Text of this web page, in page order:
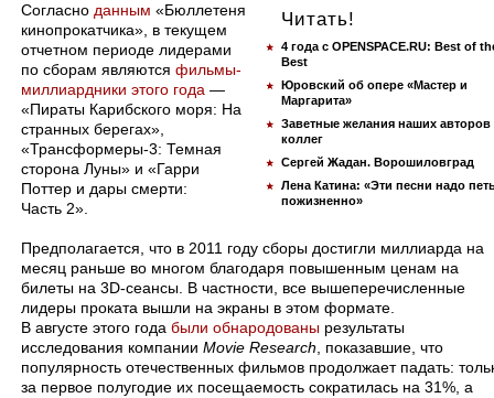
Читать!
4 года с OPENSPACE.RU: Best of
Best
Юровский об опере «Мастер и
Маргарита»
Заветные желания наших авторов
коллег
Сергей Жадан. Ворошиловград
Лена Катина: «Эти песни надо
пожизненно»
Согласно данным «Бюллетеня
кинопрокатчика», в текущем
отчетном периоде лидерами
по сборам являются фильмы-
миллиардники этого года —
«Пираты Карибского моря: На
странных берегах»,
«Трансформеры-3: Темная
сторона Луны» и «Гарри
Поттер и дары смерти:
Часть 2».
Предполагается, что в 2011 году сборы достигли миллиарда на
месяц раньше во многом благодаря повышенным ценам на
билеты на 3D-сеансы. В частности, все вышеперечисленные
лидеры проката вышли на экраны в этом формате.
В августе этого года были обнародованы результаты
исследования компании Movie Research , показавшие, что
популярность отечественных фильмов продолжает падать:
за первое полугодие их посещаемость сократилась на 31%, а